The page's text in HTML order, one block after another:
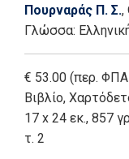
Πουρναράς Π. Σ.,
Γλώσσα:
€ 53.00 (περ. ΦΠΑ
Βιβλίο,
17 x 24 εκ., 857
τ. 2